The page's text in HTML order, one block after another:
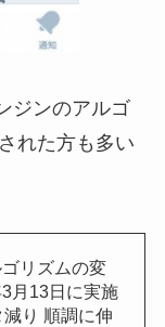
ジンのアルゴ
れた方も多い
リズムの変
月13日に実施
り 順調に伸